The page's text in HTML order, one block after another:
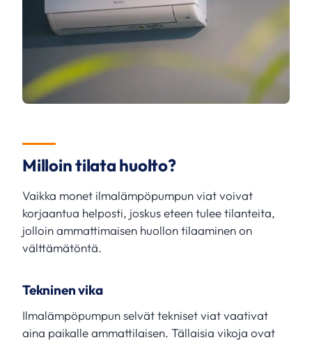
Milloin tilata huolto?
Vaikka monet ilmalämpöpumpun viat voivat
korjaantua helposti, joskus eteen tulee tilanteita,
jolloin ammattimaisen huollon tilaaminen on
välttämätöntä.
Tekninen vika
Ilmalämpöpumpun selvät tekniset viat vaativat
aina paikalle ammattilaisen. Tällaisia vikoja ovat